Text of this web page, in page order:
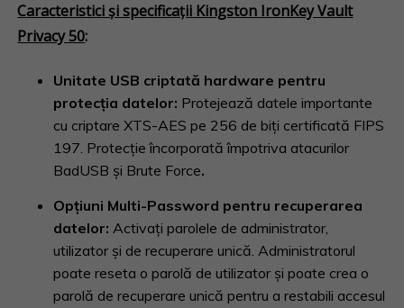
Caracteristici şi specificaţii Kingston IronKey Vault
Privacy 50:
Unitate USB criptată hardware pentru
protecția datelor: Protejează datele importante
cu criptare XTS-AES pe 256 de biți certificată FIPS
197. Protecție încorporată împotriva atacurilor
BadUSB și Brute Force.
Opţiuni Multi-Password pentru recuperarea
datelor:Activați parolele de administrator,
utilizator și de recuperare unică. Administratorul
poate reseta o parolă de utilizator și poate crea o
parolă de recuperare unică pentru a restabili accesul